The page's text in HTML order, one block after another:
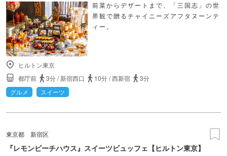
前菜からデザートまで、「三国志」の世
界観で贈るチャイニーズアフタヌーンテ
ィー。
ヒルトン東京
都庁前
3分/新宿西口 10分/西新宿
3分
グルメ
スイーツ
東京都 新宿区
『レモンビーチハウス』スイーツビュッフェ【ヒルトン東京】